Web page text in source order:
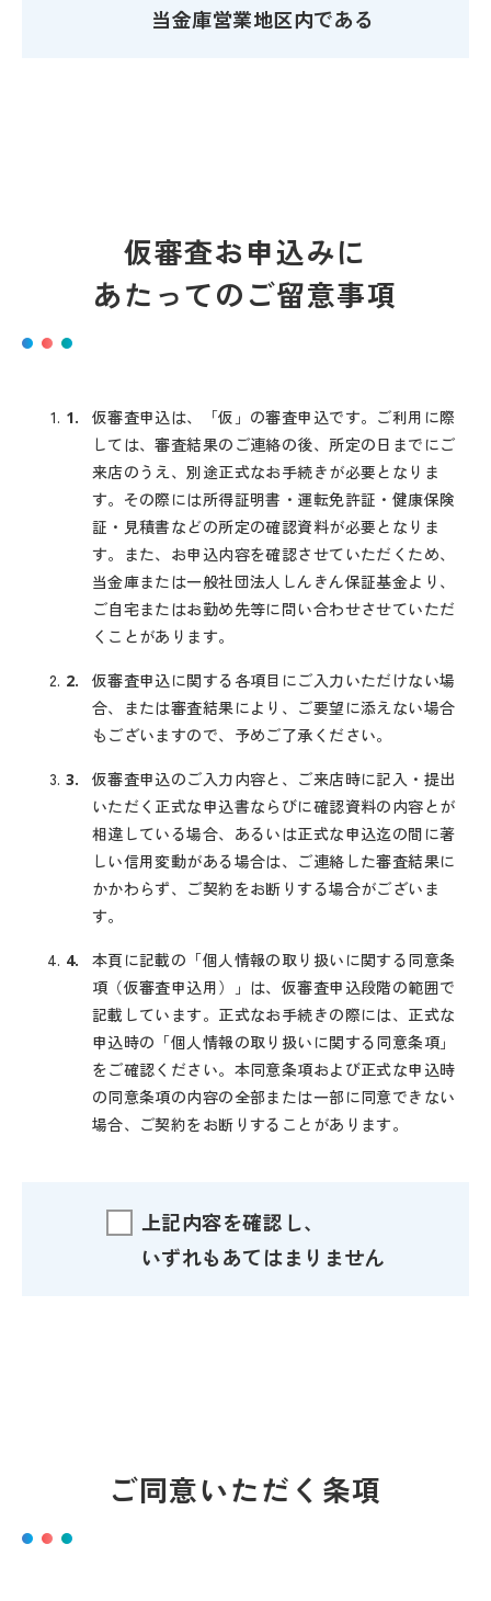
当金庫営業地区内である
仮審査お申込みに
あたってのご留意事項
仮審査申込は、「仮」の審査申込です。ご利用に際
しては、審査結果のご連絡の後、所定の日までにご
来店のうえ、別途正式なお手続きが必要となりま
す。その際には所得証明書・運転免許証・健康保険
証・見積書などの所定の確認資料が必要となりま
す。また、お申込内容を確認させていただくため、
当金庫または一般社団法人しんきん保証基金より、
ご自宅またはお勤め先等に問い合わせさせていただ
くことがあります。
仮審査申込に関する各項目にご入力いただけない場
合、または審査結果により、ご要望に添えない場合
もございますので、予めご了承ください。
仮審査申込のご入力内容と、ご来店時に記入・提出
いただく正式な申込書ならびに確認資料の内容とが
相違している場合、あるいは正式な申込迄の間に著
しい信用変動がある場合は、ご連絡した審査結果に
かかわらず、ご契約をお断りする場合がございま
す。
本頁に記載の「個人情報の取り扱いに関する同意条
項（仮審査申込用）」は、仮審査申込段階の範囲で
記載しています。正式なお手続きの際には、正式な
申込時の「個人情報の取り扱いに関する同意条項」
をご確認ください。本同意条項および正式な申込時
の同意条項の内容の全部または一部に同意できない
場合、ご契約をお断りすることがあります。
上記内容を確認し、
いずれもあてはまりません
ご同意いただく条項